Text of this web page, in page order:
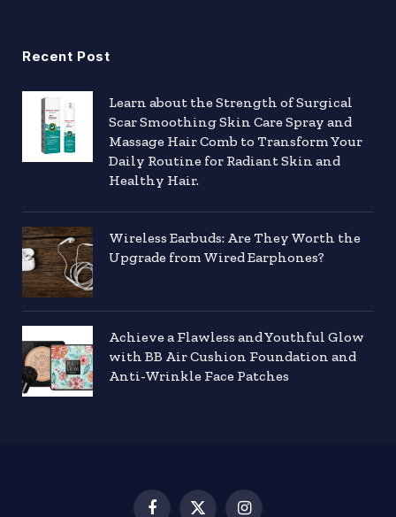
Recent Post
Learn about the Strength of Surgical
Scar Smoothing Skin Care Spray and
Massage Hair Comb to Transform Your
Daily Routine for Radiant Skin and
Healthy Hair.
Wireless Earbuds: Are They Worth the
Upgrade from Wired Earphones?
Achieve a Flawless and Youthful Glow
with BB Air Cushion Foundation and
Anti-Wrinkle Face Patches